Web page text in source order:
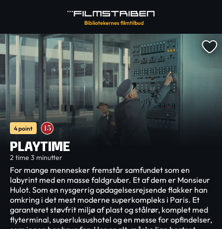
4 point
PLAYTIME
2 time 3 minutter
For mange mennesker fremstår samfundet som en
labyrint med en masse faldgruber. Et af dem er Monsieur
Hulot. Som en nysgerrig opdagelsesrejsende flakker han
omkring i det mest moderne superkompleks i Paris. Et
garanteret støvfrit miljø af plast og stålrør, komplet med
flyterminal, superluksushotel og en messe for opfindelser,